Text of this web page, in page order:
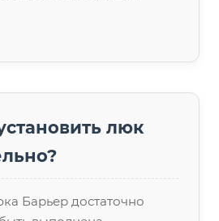
люк
Барьер достаточно